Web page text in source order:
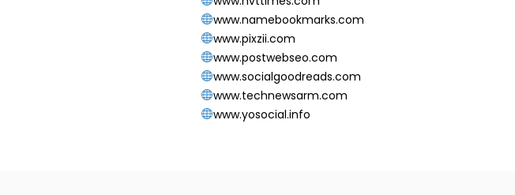
www.namebookmarks.com
www.pixzii.com
www.postwebseo.com
www.socialgoodreads.com
www.technewsarm.com
www.yosocial.info